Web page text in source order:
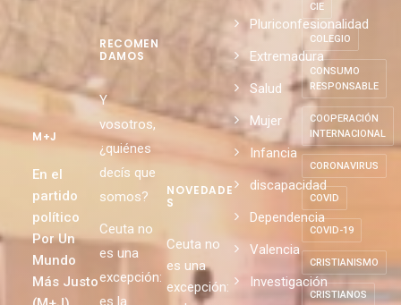
M+J
En el
partido
político
Por Un
Mundo
Más Justo
RECOMEN
DAMOS
Y
vosotros,
¿quiénes
decís que
somos?
Ceuta no
es una
excepción:
es la
NOVEDADE
S
Ceuta no
es una
excepción:
Pluriconfesionalidad
Extremadura
Salud
Mujer
Infancia
discapacidad
Dependencia
Valencia
Investigación
CIE
COLEGIO
CONSUMO
RESPONSABLE
COOPERACIÓN
INTERNACIONAL
CORONAVIRUS
COVID
COVID-19
CRISTIANISMO
CRISTIANOS